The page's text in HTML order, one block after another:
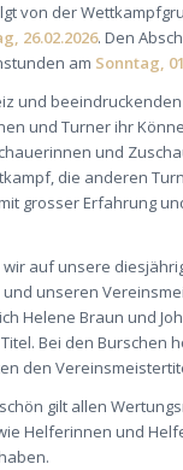
von der
26.02.2026. Den
am Sonntag,
und
und Turner ihr
und
die anderen
grosser Erfahrung
auf unsere
unseren
Helene Braun und
Bei den Burschen
den
gilt allen
Helferinnen und